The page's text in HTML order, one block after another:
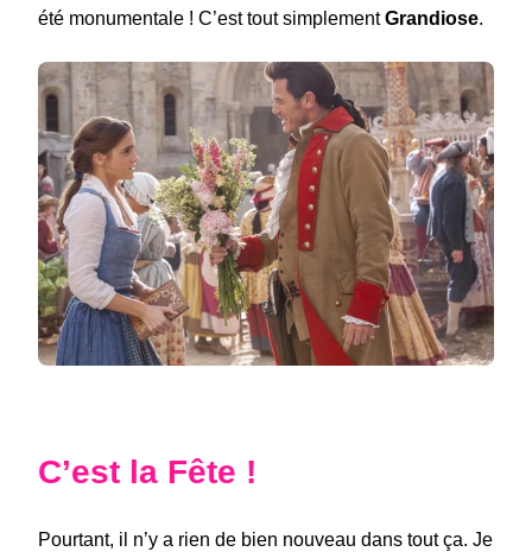
été monumentale ! C’est tout simplementGrandiose.
C’est la Fête !
Pourtant, il n’y a rien de bien nouveau dans tout ça. Je